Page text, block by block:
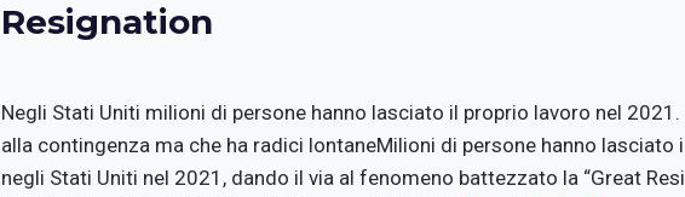
Resignation
Negli Stati Uniti milioni di persone hanno lasciato il proprio lavoro nel
alla contingenza ma che ha radici lontaneMilioni di persone hanno
negli Stati Uniti nel 2021, dando il via al fenomeno battezzato la “Great